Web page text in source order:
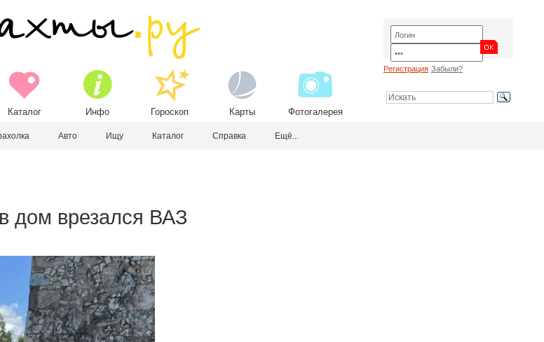
Каталог Инфо Гороскоп Карты Фотогалерея
Регистрация Забыли?
Авто Ищу Каталог Справка Ещё...
дом врезался ВАЗ